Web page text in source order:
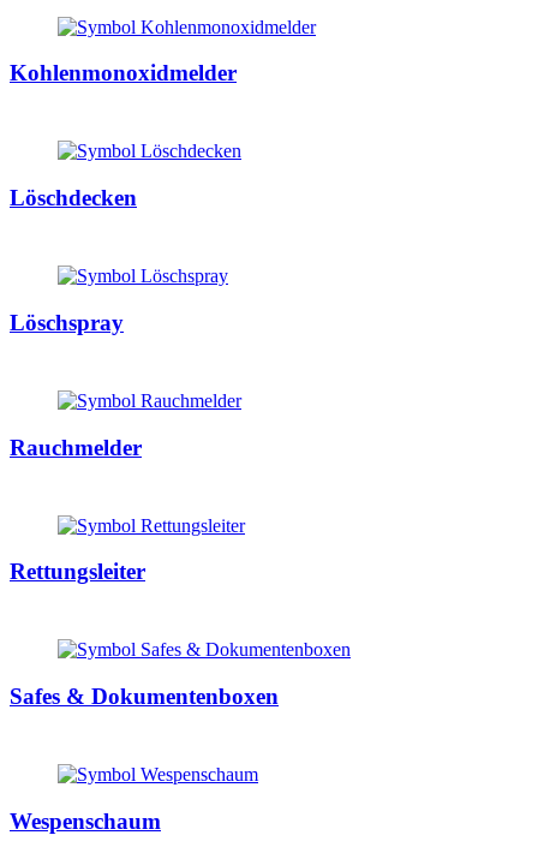
Kohlenmonoxidmelder
Löschdecken
Löschspray
Rauchmelder
Rettungsleiter
Safes & Dokumentenboxen
Wespenschaum